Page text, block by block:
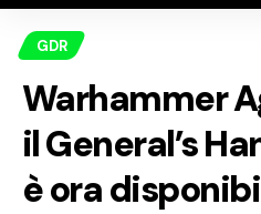
GDR
Warhammer
il General’s
è ora